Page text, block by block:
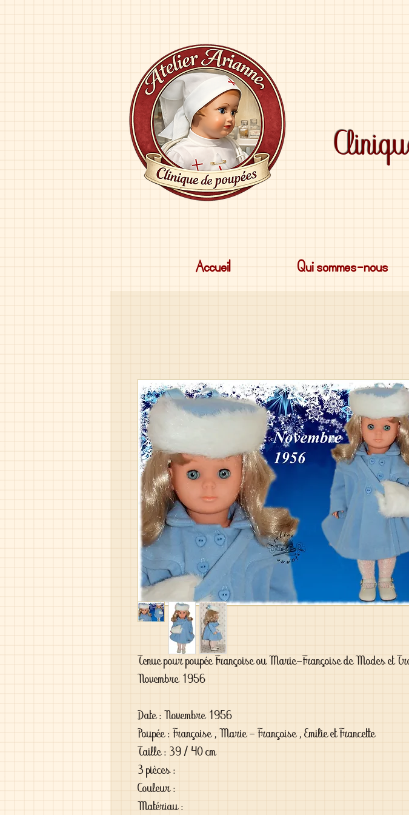
Accueil Qui sommes-nous
Tenue pour poupée Françoise ou Marie-Françoise de Modes et
Novembre 1956
Date : Novembre 1956
Poupée : Françoise , Marie - Françoise , Emilie et Francette
Taille : 39 / 40 cm
3 pièces :
Couleur :
Matériau :